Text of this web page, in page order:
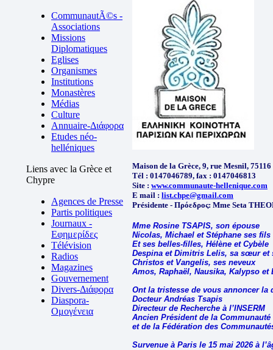
CommunautÃ©s -
Associations
Missions
Diplomatiques
Eglises
Organismes
Institutions
Monastères
Médias
Culture
Annuaire-Διάφορα
Etudes néo-
helléniques
Liens avec la Grèce et
Chypre
Agences de Presse
Partis politiques
Journaux -
Εφημερίδες
Télévision
Radios
Magazines
Gouvernement
Divers-Διάφορα
Diaspora-
Ομογένεια
Maison de la Grèce, 9, rue Mesnil,
Tél : 0147046789, fax : 0147046813
Site : www.communaute-hellenique.com
E mail : list.chpe@gmail.com
Présidente - Πρόεδρος: Mme Seta
Mme Rosine TSAPIS, son épouse
Nicolas, Michael et Stéphane ses fils
Et ses belles-filles, Hélène et Cybèle
Despina et Dimitris Lelis, sa sœur et
Christos et Vangelis, ses neveux
Amos, Raphaël, Nausika, Kalypso et
Ont la tristesse de vous annoncer la
Docteur Andréas Tsapis
Directeur de Recherche à l’INSERM
Ancien Président de la
et de la Fédération des
Survenue à Paris le 15 mai 2026 à